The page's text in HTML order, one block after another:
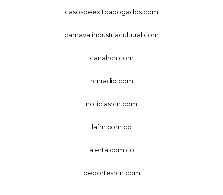
casosdeexitoabogados.com
carnavalindustriacultural.com
canalrcn.com
rcnradio.com
noticiasrcn.com
lafm.com.co
alerta.com.co
deportesrcn.com